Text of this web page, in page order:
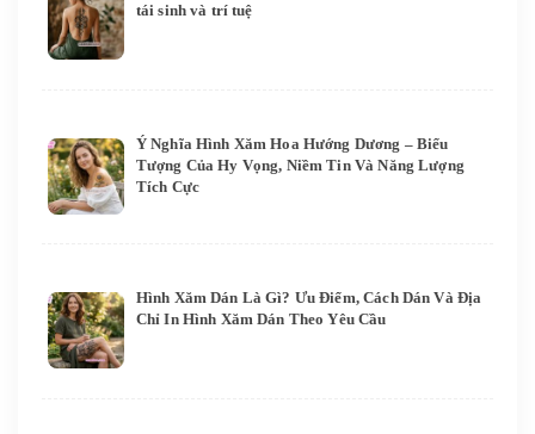
tái sinh và trí tuệ
Ý Nghĩa Hình Xăm Hoa Hướng Dương – Biểu
Tượng Của Hy Vọng, Niềm Tin Và Năng Lượng
Tích Cực
Hình Xăm Dán Là Gì? Ưu Điểm, Cách Dán Và Địa
Chỉ In Hình Xăm Dán Theo Yêu Cầu